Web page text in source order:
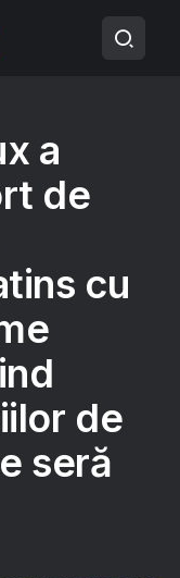
a
de
cu
de
seră